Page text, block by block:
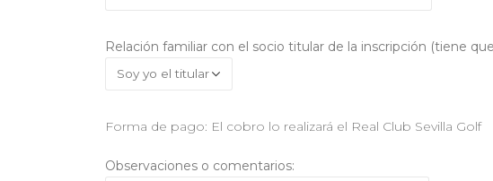
Relación familiar con el socio titular de la inscripción (tiene
Forma de pago: El cobro lo realizará el Real Club Sevilla Golf
Observaciones o comentarios: